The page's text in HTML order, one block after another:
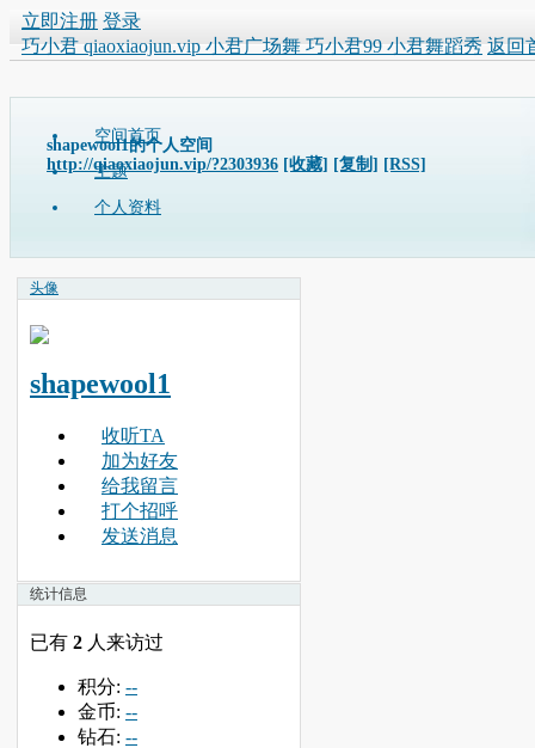
立即注册 登录
巧小君 qiaoxiaojun.vip 小君广场舞 巧小君99 小君舞蹈秀 返回
shapewool1的个人空间
http://qiaoxiaojun.vip/?2303936 [收藏] [复制] [RSS]
空间首页
主题
个人资料
头像
shapewool1
收听TA
加为好友
给我留言
打个招呼
发送消息
统计信息
已有 2 人来访过
积分: --
金币: --
钻石: --